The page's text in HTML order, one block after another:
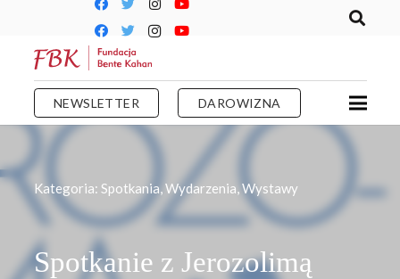
NEWSLETTER DAROWIZNA
Kategoria: Spotkania,Wydarzenia,Wystawy
Spotkanie z Jerozolimą